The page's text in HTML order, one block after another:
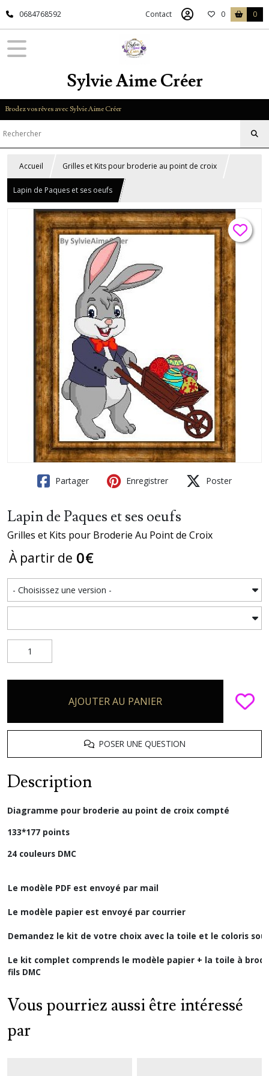
0684768592 Contact 0 0
Sylvie Aime Créer
Brodez vos rêves avec Sylvie Aime Créer
Accueil Grilles et Kits pour broderie au point de croix
Lapin de Paques et ses oeufs
Partager Enregistrer Poster
Lapin de Paques et ses oeufs
Grilles et Kits pour Broderie Au Point de Croix
À partir de 0€
AJOUTER AU PANIER
POSER UNE QUESTION
Description
Diagramme pour broderie au point de croix compté
133*177 points
24 couleurs DMC
Le modèle PDF est envoyé par mail
Le modèle papier est envoyé par courrier
Demandez le kit de votre choix avec la toile et le coloris
Le kit complet comprends le modèle papier + la toile à
fils DMC
Vous pourriez aussi être intéressé
par